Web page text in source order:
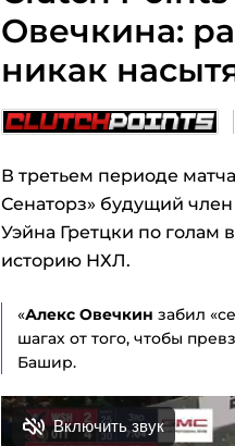
Овечкина:
никак
В третьем периоде
Сенаторз» будущий
Уэйна Гретцки по голам
историю НХЛ.
«Алекс Овечкин забил
шагах от того, чтобы
Башир.